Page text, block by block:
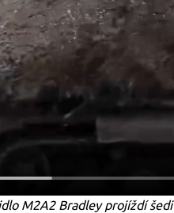
M2A2 Bradley projíždí